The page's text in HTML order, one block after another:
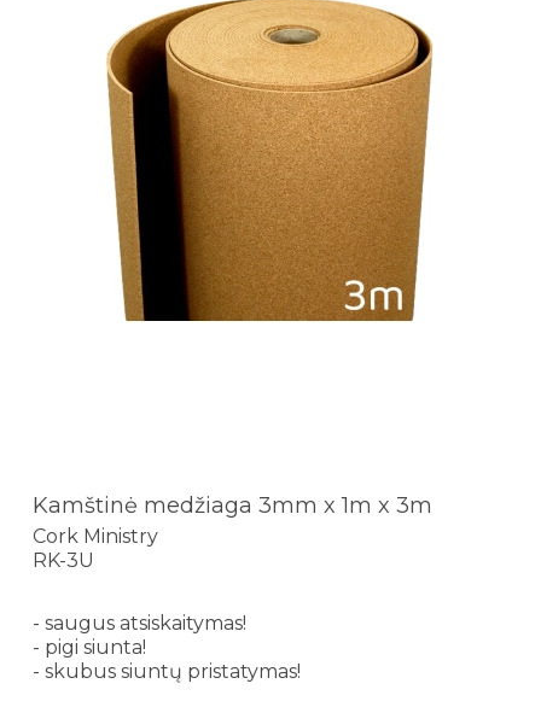
Kamštinė medžiaga 3mm x 1m x 3m
Cork Ministry
RK-3U
- saugus atsiskaitymas!
- pigi siunta!
- skubus siuntų pristatymas!